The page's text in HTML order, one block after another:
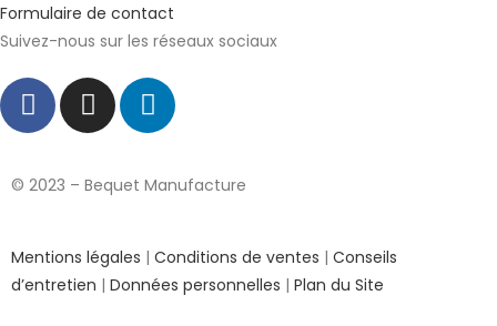
Formulaire de contact
Suivez-nous sur les réseaux sociaux
© 2023 – Bequet Manufacture
Mentions légales | Conditions de ventes | Conseils
d’entretien | Données personnelles | Plan du Site